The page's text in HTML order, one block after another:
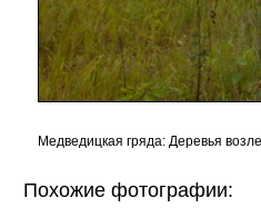
Медведицкая гряда: Деревья
Похожие фотографии: